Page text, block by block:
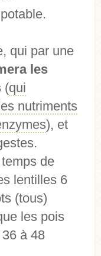
qui par une
les
(qui
nutriments
), et
de
lentilles 6
(tous)
les pois
à 48